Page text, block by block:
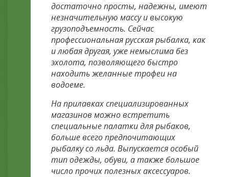
достаточно просты, надежны, имеют
незначительную массу и высокую
грузоподъемность. Сейчас
профессиональная русская рыбалка, как
и любая другая, уже немыслима без
эхолота, позволяющего быстро
находить желанные трофеи на
водоеме.
На прилавках специализированных
магазинов можно встретить
специальные палатки для рыбаков,
больше всего предпочитающих
рыбалку со льда. Выпускается особый
тип одежды, обуви, а также большое
число прочих полезных аксессуаров.